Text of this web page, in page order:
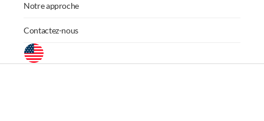
Notre approche
Contactez-nous